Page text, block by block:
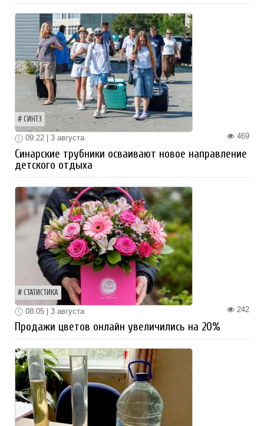
СИНТЗ
469
09:22 | 3 августа
Синарские трубники осваивают новое направление
детского отдыха
СТАТИСТИКА
242
08:05 | 3 августа
Продажи цветов онлайн увеличились на 20%